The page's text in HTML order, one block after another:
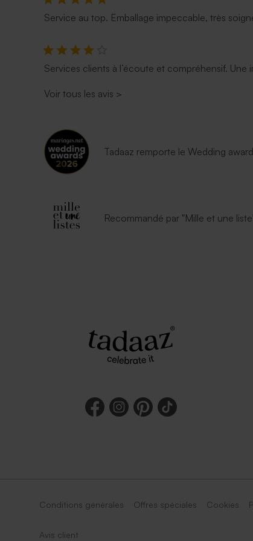
Service au top. Emballage impeccable, très
Services clients à l’écoute et compréhensif. Une
Voir tous les avis >
Tadaaz remporte le Wedding
Recommandé par "Mille et une
Conditions générales Offres spéciales Cookies
Avis client